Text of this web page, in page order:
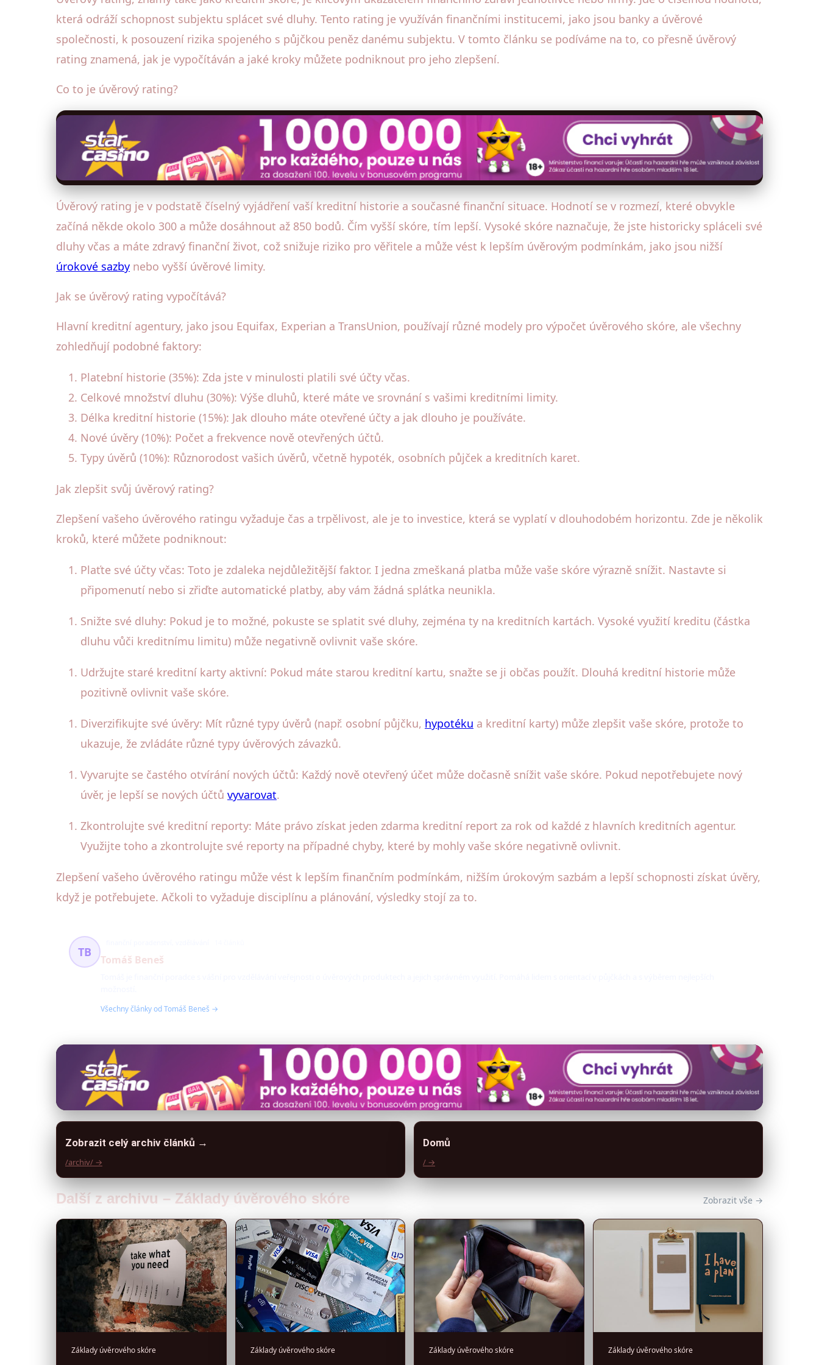
která odráží schopnost subjektu splácet své dluhy. Tento rating je využíván finančními institucemi, jako jsou banky a úvěrové
společnosti, k posouzení rizika spojeného s půjčkou peněz danému subjektu. V tomto článku se podíváme na to, co přesně úvěrový
rating znamená, jak je vypočítáván a jaké kroky můžete podniknout pro jeho zlepšení.
Co to je úvěrový rating?
Úvěrový rating je v podstatě číselný vyjádření vaší kreditní historie a současné finanční situace. Hodnotí se v rozmezí, které obvykle
začíná někde okolo 300 a může dosáhnout až 850 bodů. Čím vyšší skóre, tím lepší. Vysoké skóre naznačuje, že jste historicky spláceli své
dluhy včas a máte zdravý finanční život, což snižuje riziko pro věřitele a může vést k lepším úvěrovým podmínkám, jako jsou nižší
úrokové sazby nebo vyšší úvěrové limity.
Jak se úvěrový rating vypočítává?
Hlavní kreditní agentury, jako jsou Equifax, Experian a TransUnion, používají různé modely pro výpočet úvěrového skóre, ale všechny
zohledňují podobné faktory:
Platební historie (35%): Zda jste v minulosti platili své účty včas.
Celkové množství dluhu (30%): Výše dluhů, které máte ve srovnání s vašimi kreditními limity.
Délka kreditní historie (15%): Jak dlouho máte otevřené účty a jak dlouho je používáte.
Nové úvěry (10%): Počet a frekvence nově otevřených účtů.
Typy úvěrů (10%): Různorodost vašich úvěrů, včetně hypoték, osobních půjček a kreditních karet.
Jak zlepšit svůj úvěrový rating?
Zlepšení vašeho úvěrového ratingu vyžaduje čas a trpělivost, ale je to investice, která se vyplatí v dlouhodobém horizontu. Zde je několik
kroků, které můžete podniknout:
Plaťte své účty včas: Toto je zdaleka nejdůležitější faktor. I jedna zmeškaná platba může vaše skóre výrazně snížit. Nastavte si
připomenutí nebo si zřiďte automatické platby, aby vám žádná splátka neunikla.
Snižte své dluhy: Pokud je to možné, pokuste se splatit své dluhy, zejména ty na kreditních kartách. Vysoké využití kreditu (částka
dluhu vůči kreditnímu limitu) může negativně ovlivnit vaše skóre.
Udržujte staré kreditní karty aktivní: Pokud máte starou kreditní kartu, snažte se ji občas použít. Dlouhá kreditní historie může
pozitivně ovlivnit vaše skóre.
Diverzifikujte své úvěry: Mít různé typy úvěrů (např. osobní půjčku, hypotéku a kreditní karty) může zlepšit vaše skóre, protože to
ukazuje, že zvládáte různé typy úvěrových závazků.
Vyvarujte se častého otvírání nových účtů: Každý nově otevřený účet může dočasně snížit vaše skóre. Pokud nepotřebujete nový
úvěr, je lepší se nových účtů vyvarovat.
Zkontrolujte své kreditní reporty: Máte právo získat jeden zdarma kreditní report za rok od každé z hlavních kreditních agentur.
Využijte toho a zkontrolujte své reporty na případné chyby, které by mohly vaše skóre negativně ovlivnit.
Zlepšení vašeho úvěrového ratingu může vést k lepším finančním podmínkám, nižším úrokovým sazbám a lepší schopnosti získat úvěry,
když je potřebujete. Ačkoli to vyžaduje disciplínu a plánování, výsledky stojí za to.
TB
Tomáš Beneš
Všechny články od Tomáš Beneš →
Zobrazit celý archiv článků →
/archiv/ →
Domů
/ →
Další z archivu – Základy úvěrového skóre Zobrazit vše →
Základy úvěrového skóre Základy úvěrového skóre Základy úvěrového skóre Základy úvěrového skóre